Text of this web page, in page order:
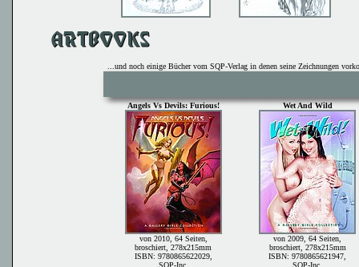
...und noch einige Bücher vom SQP-Verlagin denen seine Zeichnungen
Angels Vs Devils: Furious! Wet And Wild
von 2010, 64 Seiten,
broschiert, 278x215mm
ISBN: 9780865622029,
SQP-Inc.
von 2009, 64 Seiten,
broschiert, 278x215mm
ISBN: 9780865621947,
SQP-Inc.